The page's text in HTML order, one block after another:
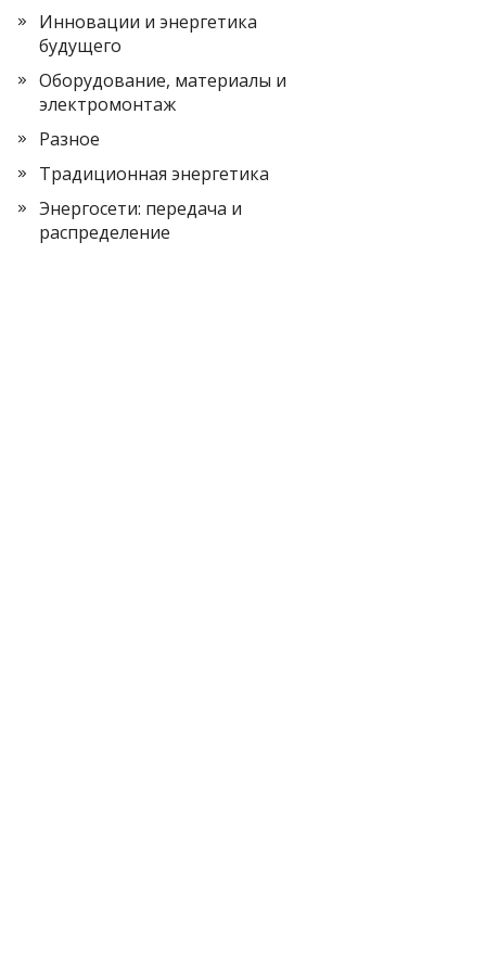
Инновации и энергетика
будущего
Оборудование, материалы и
электромонтаж
Разное
Традиционная энергетика
Энергосети: передача и
распределение